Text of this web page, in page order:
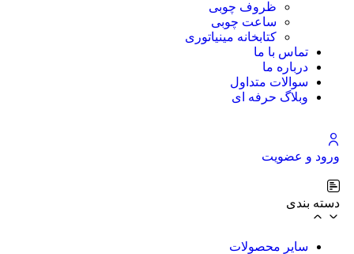
ظروف چوبی
ساعت چوبی
کتابخانه مینیاتوری
تماس با ما
درباره ما
سوالات متداول
وبلاگ حرفه ای
ورود و عضویت
دسته بندی
سایر محصولات